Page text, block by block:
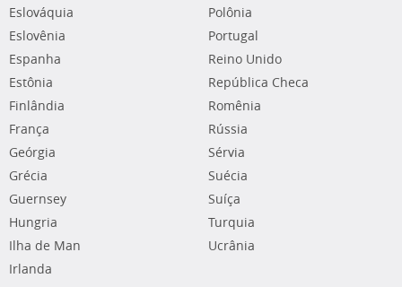
Eslováquia
Eslovênia
Espanha
Estônia
Finlândia
França
Geórgia
Grécia
Guernsey
Hungria
Ilha de Man
Irlanda
Polônia
Portugal
Reino Unido
República Checa
Romênia
Rússia
Sérvia
Suécia
Suíça
Turquia
Ucrânia